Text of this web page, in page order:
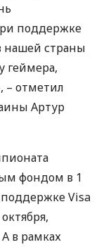
поддержке
нашей страны
геймера,
– отметил
Артур
фондом в 1
Visa
в рамках